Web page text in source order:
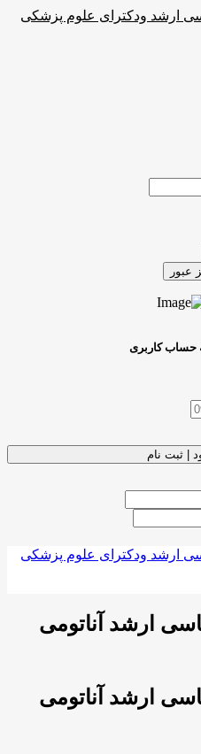
عبور
حساب کاربری
| ثبت نام
ارشد آناتومی
ارشد آناتومی